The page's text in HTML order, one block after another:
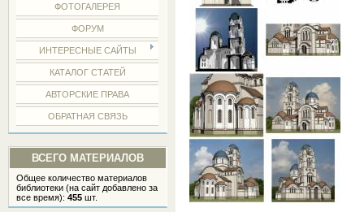
ФОТОГАЛЕРЕЯ
ФОРУМ
ИНТЕРЕСНЫЕ САЙТЫ
КАТАЛОГ СТАТЕЙ
АВТОРСКИЕ ПРАВА
ОБРАТНАЯ СВЯЗЬ
ВСЕГО МАТЕРИАЛОВ
Общее количество материалов
библиотеки (на сайт добавлено за
все время):455 шт.